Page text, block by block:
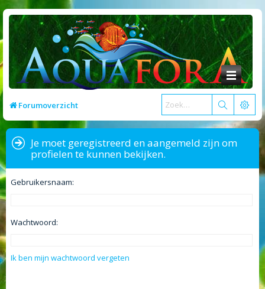
Forumoverzicht
Je moet geregistreerd en aangemeld zijn om
profielen te kunnen bekijken.
Gebruikersnaam:
Wachtwoord:
Ik ben mijn wachtwoord vergeten